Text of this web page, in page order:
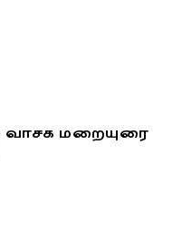
வாசக மறையுரை